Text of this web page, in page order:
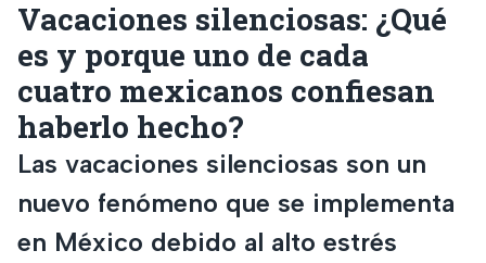
Vacaciones silenciosas: ¿Qué
es y porque uno de cada
cuatro mexicanos confiesan
haberlo hecho?
Las vacaciones silenciosas son un
nuevo fenómeno que se implementa
en México debido al alto estrés